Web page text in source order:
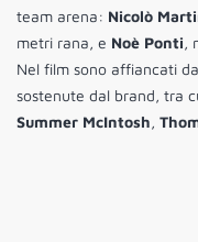
team arena: Nicolò
metri rana, e Noè Ponti,
Nel film sono affiancati
sostenute dal brand, tra
Summer McIntosh,